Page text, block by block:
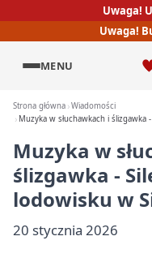
Uwaga!
Uwaga!
MENU
Strona główna Wiadomości
Muzyka w słuchawkach i ślizgawka
Muzyka w
ślizgawka -
lodowisku w
20 stycznia 2026